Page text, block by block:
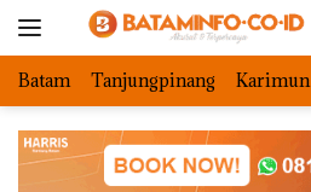
Batam Tanjungpinang Karimun